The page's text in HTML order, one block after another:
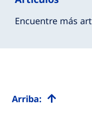
Encuentre más
Arriba: